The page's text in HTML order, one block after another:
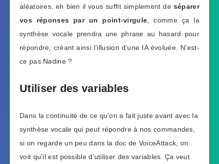
aléatoires, eh bien il vous suffit simplement de séparer
vos réponses par un point-virgule , comme ça la
synthèse vocale prendra une phrase au hasard pour
répondre, créant ainsi l’illusion d’une IA évoluée. N’est-
ce pas Nadine ?
Utiliser des variables
Dans la continuité de ce qu’on a fait juste avant avec la
synthèse vocale qui peut répondre à nos commandes,
si on regarde un peu dans la doc de VoiceAttack, on
voit qu’il est possible d’utiliser des variables. Ça veut